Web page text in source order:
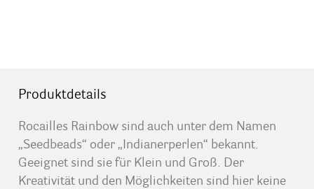
Produktdetails
Rocailles Rainbow sind auch unter dem Namen
„Seedbeads“ oder „Indianerperlen“ bekannt.
Geeignet sind sie für Klein und Groß. Der
Kreativität und den Möglichkeiten sind hier keine